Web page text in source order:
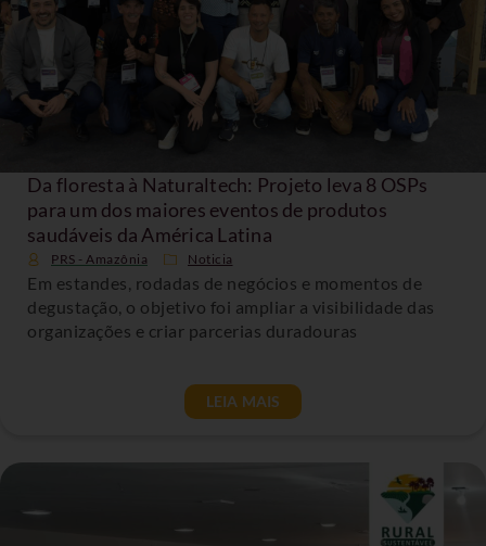
Da floresta à Naturaltech: Projeto leva 8 OSPs
para um dos maiores eventos de produtos
saudáveis da América Latina
PRS - Amazônia Noticia
Em estandes, rodadas de negócios e momentos de
degustação, o objetivo foi ampliar a visibilidade das
organizações e criar parcerias duradouras
LEIA MAIS